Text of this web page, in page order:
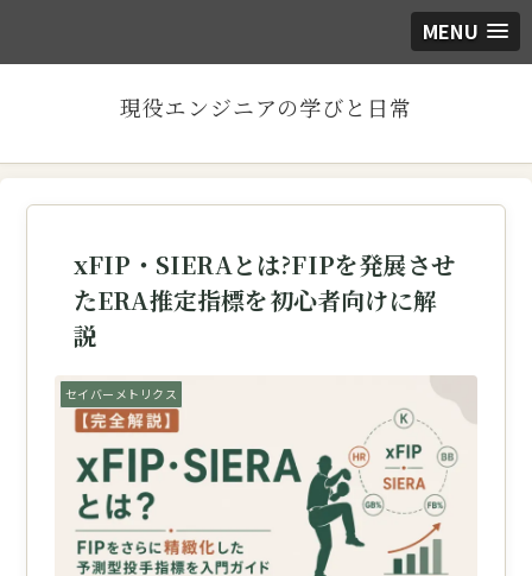
MENU
現役エンジニアの学びと日常
xFIP・SIERAとは?FIPを発展させ
たERA推定指標を初心者向けに解
説
セイバーメトリクス